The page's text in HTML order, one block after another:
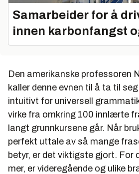
Samarbeider for å
innen karbonfangst
Den amerikanske professoren
kaller denne evnen til å ta til
intuitivt for universell
virke fra omkring 100 innlærte
langt grunnkursene går. Når
perfekt uttale av så mange
betyr, er det viktigste gjort. For
mer, er videregående og ulike